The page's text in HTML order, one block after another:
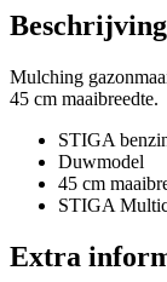
Beschrijving
Mulching
45 cm maaibreedte.
STIGA
Duwmodel
45 cm
STIGA
Extra